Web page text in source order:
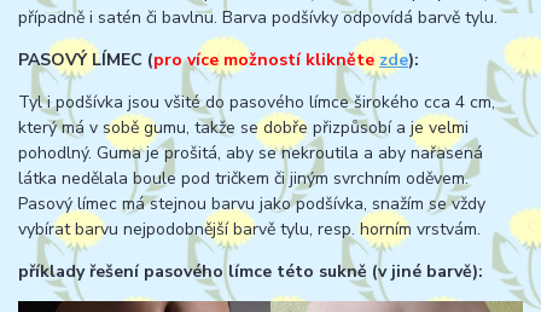
případně i satén či bavlnu. Barva podšívky odpovídá barvě tylu.
PASOVÝ LÍMEC (pro více možností klikněte zde):
Tyl i podšívka jsou všité do pasového límce širokého cca 4 cm,
který má v sobě gumu, takže se dobře přizpůsobí a je velmi
pohodlný. Guma je prošitá, aby se nekroutila a aby nařasená
látka nedělala boule pod tričkem či jiným svrchním oděvem.
Pasový límec má stejnou barvu jako podšívka, snažím se vždy
vybírat barvu nejpodobnější barvě tylu, resp. horním vrstvám.
příklady řešení pasového límce této sukně (v jiné barvě):